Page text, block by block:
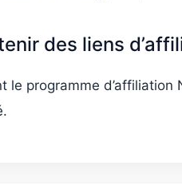
des liens
le programme